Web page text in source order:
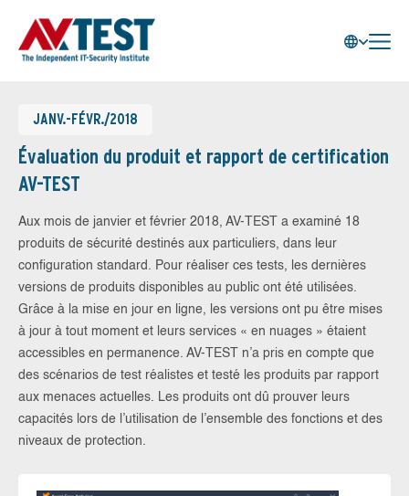
JANV.-FÉVR./2018
Évaluation du produit et rapport de certification
AV-TEST
Aux mois de janvier et février 2018, AV-TEST a examiné 18
produits de sécurité destinés aux particuliers, dans leur
configuration standard. Pour réaliser ces tests, les dernières
versions de produits disponibles au public ont été utilisées.
Grâce à la mise en jour en ligne, les versions ont pu être mises
à jour à tout moment et leurs services « en nuages » étaient
accessibles en permanence. AV-TEST n’a pris en compte que
des scénarios de test réalistes et testé les produits par rapport
aux menaces actuelles. Les produits ont dû prouver leurs
capacités lors de l’utilisation de l’ensemble des fonctions et des
niveaux de protection.